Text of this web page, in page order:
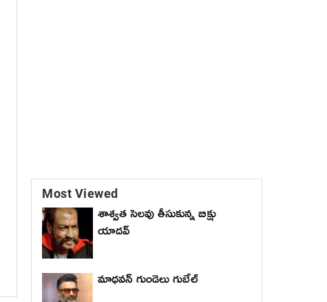
Most Viewed
శాశ్వత సెలవు తీసుకున్న బిక్షు
యాదవ్
మాధ‌వ‌న్ గుండెలు గుబేల్‌